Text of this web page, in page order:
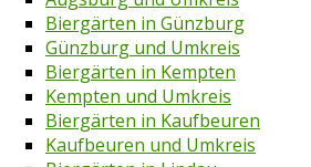
Biergärten in Günzburg
Günzburg und Umkreis
Biergärten in Kempten
Kempten und Umkreis
Biergärten in Kaufbeuren
Kaufbeuren und Umkreis